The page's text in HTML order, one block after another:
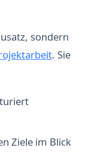
sondern
. Sie
Ziele im Blick